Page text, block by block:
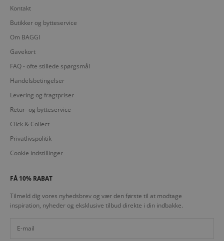
Kontakt
Butikker og bytteservice
Om BAGGI
Gavekort
FAQ - ofte stillede spørgsmål
Handelsbetingelser
Levering og fragtpriser
Retur- og bytteservice
Click & Collect
Privatlivspolitik
Cookie indstillinger
FÅ 10% RABAT
Tilmeld dig vores nyhedsbrev og vær den første til at modtage
inspiration, nyheder og eksklusive tilbud direkte i din indbakke.